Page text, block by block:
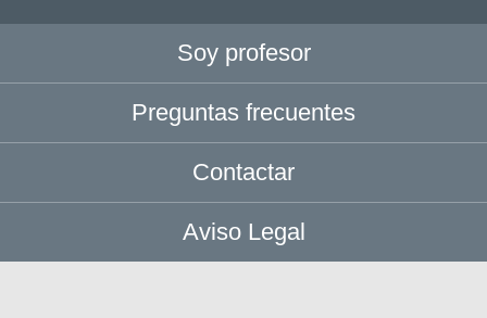
Soy profesor
Preguntas frecuentes
Contactar
Aviso Legal